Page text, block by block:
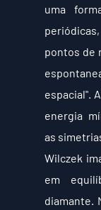
uma
pontos de
espacial".
energia
as
Wilczek
em
diamante.